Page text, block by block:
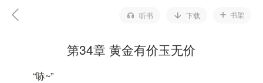
听书 下载 书架
第34章 黄金有价玉无价
“哧~”